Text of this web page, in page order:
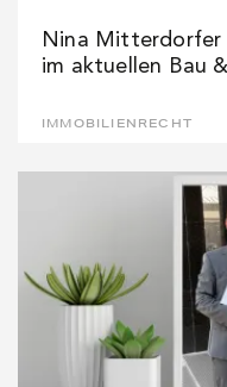
Nina Mitterdorfer
im aktuellen Bau
IMMOBILIENRECHT